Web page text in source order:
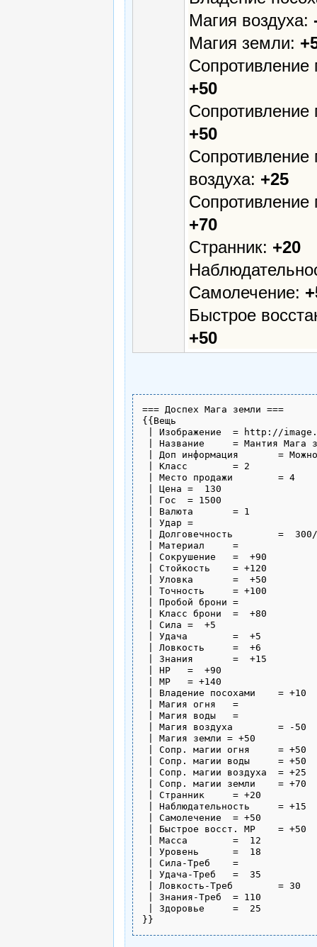
Магия воздуха:
Магия земли:
Сопротивление
+50
Сопротивление
+50
Сопротивление
воздуха: +25
Сопротивление
+70
Странник: +20
Самолечение:
Быстрое
+50
=== Доспех Мага земли ===
{{Вещь
| Изображение	= http://image.neverlands.ru/weapon/j49dk0df.gif
| Название	= Мантия Мага земли
| Доп информация	= Можно одевать на кольчуги
| Класс	= 2
| Место продажи	= 4
| Цена	=  130
| Гос	= 1500
| Валюта	= 1
| Удар	=
| Долговечность	=  300/300
| Материал	=
| Сокрушение	=  +90
| Стойкость	= +120
| Уловка	=  +50
| Точность	= +100
| Пробой брони	=
| Класс брони	=  +80
| Сила	=  +5
| Удача	=  +5
| Ловкость	=  +6
| Знания	=  +15
| HP	=  +90
| MP	= +140
| Владение посохами	= +10
| Магия огня	=
| Магия воды	=
| Магия воздуха	= -50
| Магия земли = +50
| Сопр. магии огня	= +50
| Сопр. магии воды	= +50
| Сопр. магии воздуха	= +25
| Сопр. магии земли	= +70
| Странник	= +20
| Наблюдательность	= +15
| Самолечение	= +50
| Быстрое восст. MP	= +50
| Масса	=  12
| Уровень	=  18
| Сила-Треб	=
| Удача-Треб	=  35
| Ловкость-Треб	= 30
| Знания-Треб	= 110
| Здоровье	=  25
}}